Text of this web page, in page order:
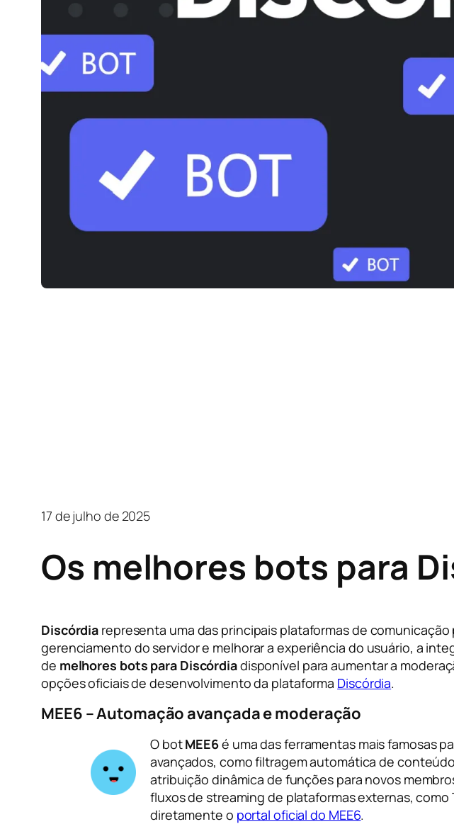
17 de julho de 2025
Os melhores bots para
Discórdia representa uma das principais plataformas de
gerenciamento do servidor e melhorar a experiência do usuário, a
de melhores bots para Discórdiadisponível para aumentar a
opções oficiais de desenvolvimento da plataforma Discórdia.
MEE6 – Automação avançada e moderação
O botMEE6é uma das ferramentas mais famosas
avançados, como filtragem automática de
atribuição dinâmica de funções para novos
fluxos de streaming de plataformas externas,
diretamente o portal oficial do MEE6.